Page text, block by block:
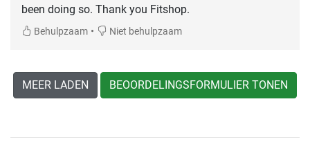
been doing so. Thank you Fitshop.
Behulpzaam • Niet behulpzaam
MEER LADEN BEOORDELINGSFORMULIER TONEN